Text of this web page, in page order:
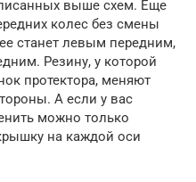
выше схем. Еще
колес без смены
станет левым передним,
Резину, у которой
протектора, меняют
А если у вас
можно только
на каждой оси